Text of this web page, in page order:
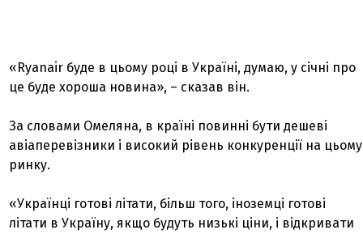
«Ryanair буде в цьому році в Україні, думаю, у січні про
це буде хороша новина», – сказав він.
За словами Омеляна, в країні повинні бути дешеві
авіаперевізники і високий рівень конкуренції на цьому
ринку.
«Українці готові літати, більш того, іноземці готові
літати в Україну, якщо будуть низькі ціни, і відкривати